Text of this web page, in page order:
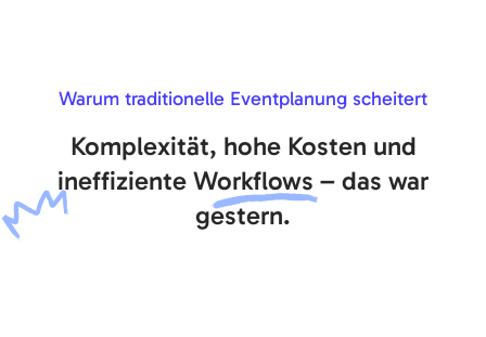
Warum traditionelle Eventplanung scheitert
Komplexität, hohe Kosten und
ineffiziente Workflows – das war
gestern.